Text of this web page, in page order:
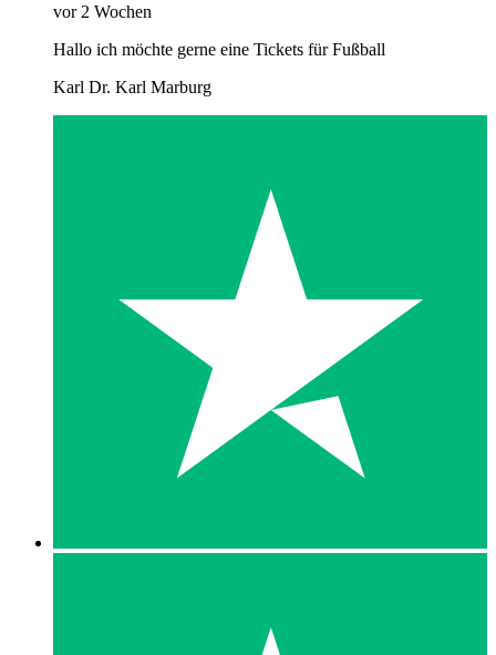
vor 2 Wochen
Hallo ich möchte gerne eine Tickets für Fußball
Karl Dr. Karl Marburg